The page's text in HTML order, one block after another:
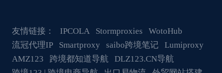
友情链接： IPCOLA Stormproxies
WotoHub
流冠代理IP
Smartproxy saibo跨境笔记
Lumiproxy
AMZ123
跨境都知道导航
DLZ123.CN导航